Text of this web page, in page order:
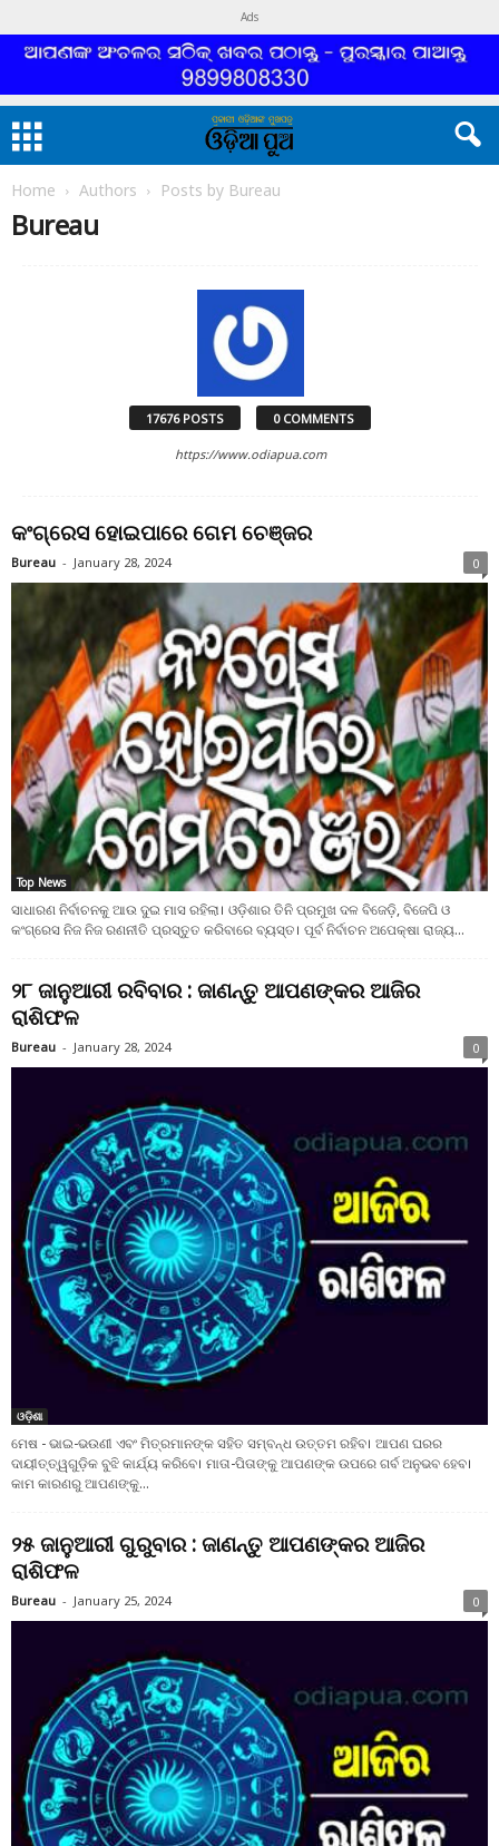
Ads
Home Authors Posts by Bureau
Bureau
17676 POSTS 0 COMMENTS
https://www.odiapua.com
କଂଗ୍ରେସ ହୋଇପାରେ ଗେମ ଚେଞ୍ଜର
Bureau - January 28, 2024 0
Top News
ସାଧାରଣ ନିର୍ବାଚନକୁ ଆଉ ଦୁଇ ମାସ ରହିଲା। ଓଡ଼ିଶାର ତିନି ପ୍ରମୁଖ ଦଳ ବିଜେଡ଼ି, ବିଜେପି ଓ
କଂଗ୍ରେସ ନିଜ ନିଜ ରଣନୀତି ପ୍ରସ୍ତୁତ କରିବାରେ ବ୍ୟସ୍ତ। ପୂର୍ବ ନିର୍ବାଚନ ଅପେକ୍ଷା ରାଜ୍ୟ...
୨୮ ଜାନୁଆରୀ ରବିବାର : ଜାଣନ୍ତୁ ଆପଣଙ୍କର ଆଜିର
ରାଶିଫଳ
Bureau - January 28, 2024 0
ଓଡ଼ିଶା
ମେଷ - ଭାଇ-ଭଉଣୀ ଏବଂ ମିତ୍ରମାନଙ୍କ ସହିତ ସମ୍ବନ୍ଧ ଉତ୍ତମ ରହିବ। ଆପଣ ଘରର
ଦାୟୀତ୍ତ୍ୱଗୁଡ଼ିକ ବୁଝି କାର୍ଯ୍ୟ କରିବେ। ମାତା-ପିତାଙ୍କୁ ଆପଣଙ୍କ ଉପରେ ଗର୍ବ ଅନୁଭବ ହେବ।
କାମ କାରଣରୁ ଆପଣଙ୍କୁ...
୨୫ ଜାନୁଆରୀ ଗୁରୁବାର : ଜାଣନ୍ତୁ ଆପଣଙ୍କର ଆଜିର
ରାଶିଫଳ
Bureau - January 25, 2024 0